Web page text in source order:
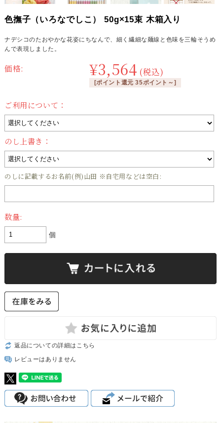
色撫子（いろなでしこ） 50g×15束 木箱入り
ナデシコのたおやかな花姿にちなんで、細く繊細な麺線と色味を三輪そうめ
んで表現しました。
価格: ¥3,564 (税込)
[ポイント還元 35ポイント～]
ご利用について：
のし上書き：
のしに記載するお名前(例)山田 ※自宅用などは空白:
数量:
個
返品についての詳細はこちら
レビューはありません